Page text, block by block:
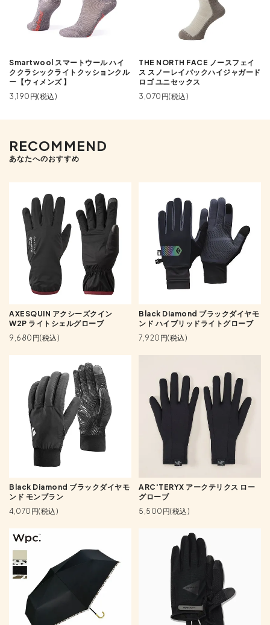
Smartwool スマートウール ハイ
ククラシックライトクッションクル
ー【ウィメンズ 】
3,190円(税込)
THE NORTH FACE ノースフェイ
ス スノーレイバックハイジャガード
ロゴ ユニセックス
3,070円(税込)
RECOMMEND
あなたへのおすすめ
AXESQUIN アクシーズクイン
W2P ライトシェルグローブ
9,680円(税込)
Black Diamond ブラックダイヤモ
ンド ハイブリッドライトグローブ
7,920円(税込)
Black Diamond ブラックダイヤモ
ンド モンブラン
4,070円(税込)
ARC'TERYX アークテリクス ロー
グローブ
5,500円(税込)